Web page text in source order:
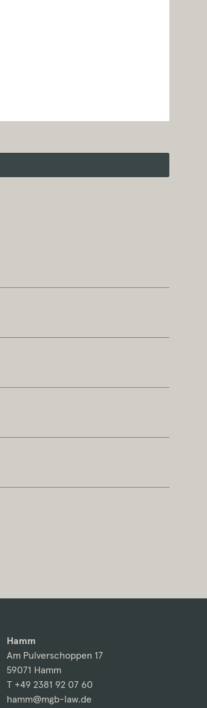
Hamm
Am Pulverschoppen 17
59071 Hamm
T +49 2381 92 07 60
hamm@mgb-law.de